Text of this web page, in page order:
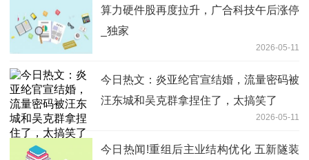
算力硬件股再度拉升，广合科技午后涨停
_独家
2026-05-11
今日热文：炎亚纶官宣结婚，流量密码被
汪东城和吴克群拿捏住了，太搞笑了
2026-05-11
今日热闻!重组后主业结构优化 五新隧装